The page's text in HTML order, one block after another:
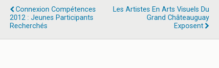
Connexion Compétences
2012 : Jeunes Participants
Recherchés
Les Artistes En Arts Visuels Du
Grand Châteauguay
Exposent